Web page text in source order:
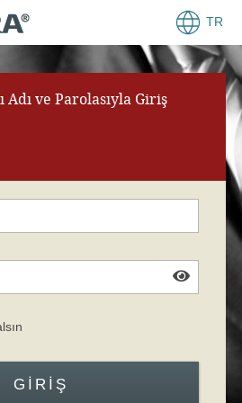
TR
Adı ve Parolasıyla Giriş
GIRIŞ